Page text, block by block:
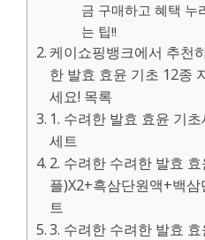
금 구매하고 혜택 누
는 팁!!
케이쇼핑뱅크에서 추천
한 발효 효윤 기초 12종
세요! 목록
1. 수려한 발효 효윤 기
세트
2. 수려한 수려한 발효
플)X2+흑삼단원액+백
트
3. 수려한 수려한 발효